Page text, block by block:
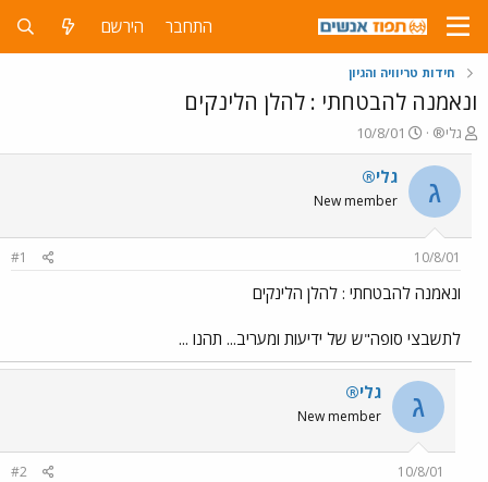
התחבר הירשם
חידות טריוויה והגיון
ונאמנה להבטחתי : להלן הלינקים
פ
ו
ת
ח
ה
ש
א
גלי®
פ
ו
ר
10/8/01
ג גלי®
New member
10/8/01
#1
ונאמנה להבטחתי : להלן הלינקים
לתשבצי סופה"ש של ידיעות ומעריב... תהנו ...
ג גלי®
New member
10/8/01
#2